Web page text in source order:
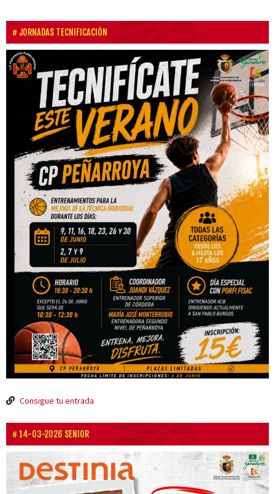
JORNADAS TECNIFICACIÓN
Consigue tu entrada
14-03-2026 SENIOR